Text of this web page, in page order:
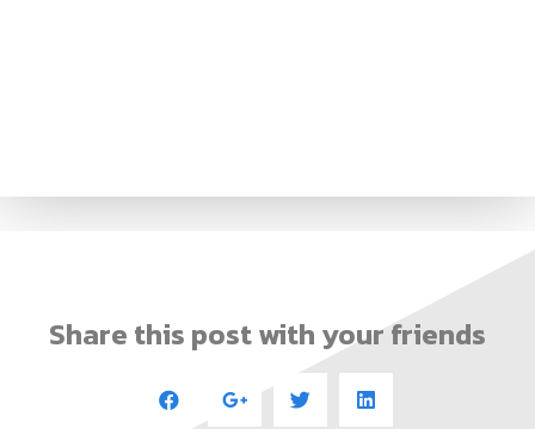
Share this post with your friends